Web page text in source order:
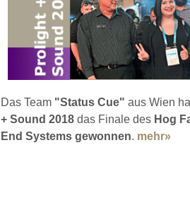
Das Team "Status Cue" aus Wien
+ Sound 2018 das Finale des Hog
End Systems gewonnen. mehr»